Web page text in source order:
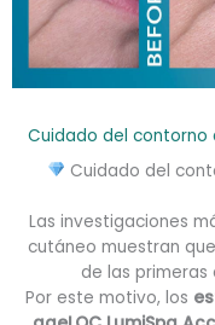
Cuidado del contorno
Cuidado del
Las investigaciones
cutáneo muestran
de las
Por este motivo, los